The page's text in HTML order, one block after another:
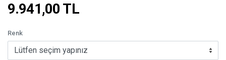
9.941,00 TL
Renk